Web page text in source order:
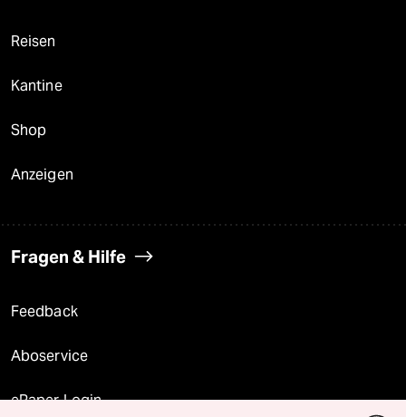
Reisen
Kantine
Shop
Anzeigen
Fragen & Hilfe
Feedback
Aboservice
ePaper Login